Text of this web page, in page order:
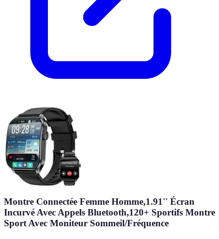
Montre Connectée Femme Homme,1.91'' Écran
Incurvé Avec Appels Bluetooth,120+ Sportifs Montre
Sport Avec Moniteur Sommeil/Fréquence